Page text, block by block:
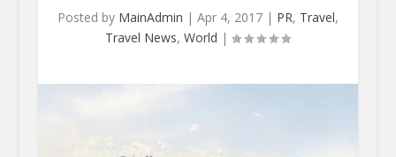
Posted by MainAdmin | Apr 4, 2017| PR, Travel,
Travel News,World |